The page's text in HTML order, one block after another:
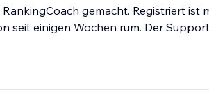
gemacht. Registriert ist
seit einigen Wochen rum. Der